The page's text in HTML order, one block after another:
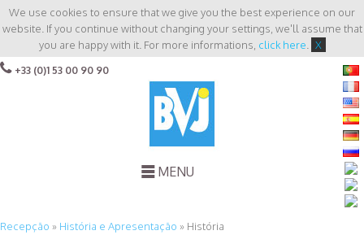
We use cookies to ensure that we give you the best experience on our
website. If you continue without changing your settings, we'll assume that
you are happy with it. For more informations, click here X
+33 (0)1 53 00 90 90
MENU
Recepção » História e Apresentação » História